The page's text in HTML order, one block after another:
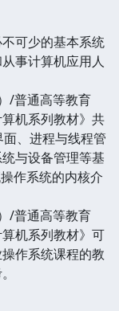
可少的基本系统
事计算机应用人
/普通高等教育
机系列教材》共
、进程与线程管
与设备管理等基
作系统的内核介
/普通高等教育
机系列教材》可
作系统课程的教